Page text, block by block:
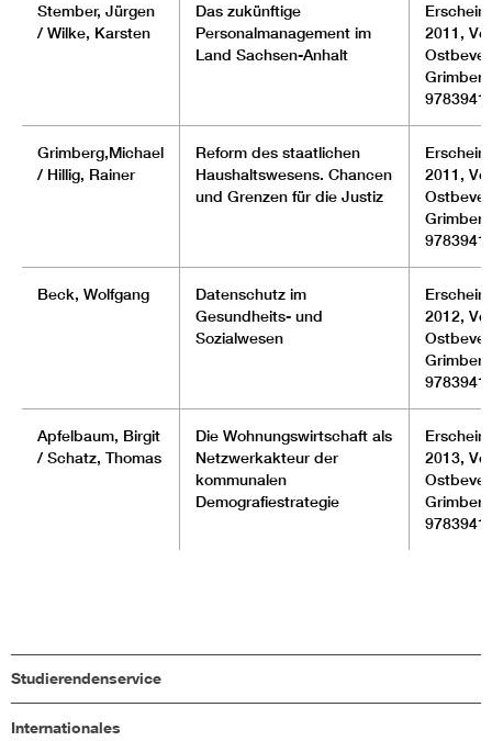
Stember, Jürgen
/ Wilke, Karsten
Das zukünftige
Personalmanagement im
Land Sachsen-Anhalt
2011,
Grimberg,Michael
/ Hillig, Rainer
Reform des staatlichen
Haushaltswesens. Chancen
und Grenzen für die Justiz
2011,
Beck, Wolfgang
Datenschutz im
Gesundheits- und
Sozialwesen
2012,
Apfelbaum, Birgit
/ Schatz, Thomas
Die Wohnungswirtschaft als
Netzwerkakteur der
kommunalen
Demografiestrategie
2013,
Studierendenservice
Internationales